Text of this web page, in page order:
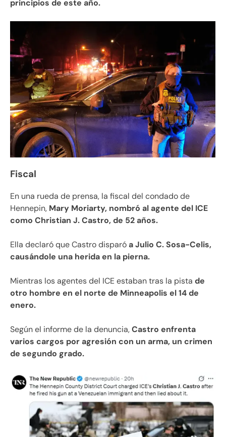
principios de este año.
Fiscal
En una rueda de prensa, la fiscal del condado de
Hennepin, Mary Moriarty, nombró al agente del ICE
como Christian J. Castro, de 52 años.
Ella declaró que Castro disparóa Julio C. Sosa-Celis,
causándole una herida en la pierna.
Mientras los agentes del ICE estaban tras la pista de
otro hombre en el norte de Minneapolis el 14 de
enero.
Según el informe de la denuncia,Castro enfrenta
varios cargos por agresión con un arma, un crimen
de segundo grado.